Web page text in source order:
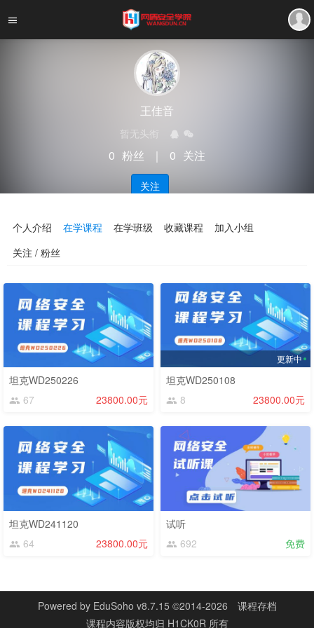
王佳音
暂无头衔
0 粉丝 ｜ 0 关注
关注
个人介绍 在学课程 在学班级 收藏课程
加入小组
关注 / 粉丝
坦克WD250226
67
23800.00元
更新中
坦克WD250108
8
23800.00元
坦克WD241120
64
23800.00元
试听
692
免费
Powered by EduSoho v8.7.15 ©2014-2026
课程存档
课程内容版权均归 H1CK0R 所有